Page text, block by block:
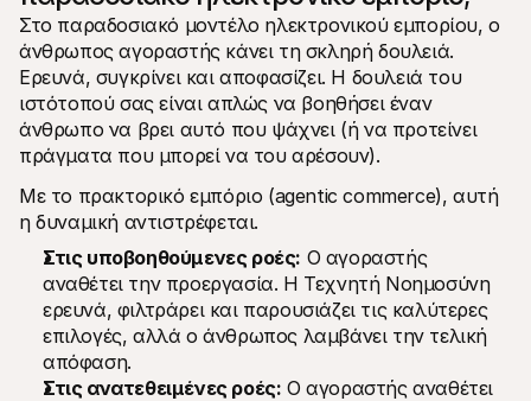
Στο παραδοσιακό μοντέλο ηλεκτρονικού εμπορίου, ο
άνθρωπος αγοραστής κάνει τη σκληρή δουλειά.
Ερευνά, συγκρίνει και αποφασίζει. Η δουλειά του
ιστότοπού σας είναι απλώς να βοηθήσει έναν
άνθρωπο να βρει αυτό που ψάχνει (ή να προτείνει
πράγματα που μπορεί να του αρέσουν).
Με το πρακτορικό εμπόριο (agentic commerce), αυτή
η δυναμική αντιστρέφεται.
Στις υποβοηθούμενες ροές: Ο αγοραστής
αναθέτει την προεργασία. Η Τεχνητή Νοημοσύνη
ερευνά, φιλτράρει και παρουσιάζει τις καλύτερες
επιλογές, αλλά ο άνθρωπος λαμβάνει την τελική
απόφαση.
Στις ανατεθειμένες ροές: Ο αγοραστής αναθέτει